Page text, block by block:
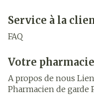
Service à la
FAQ
Votre pharmacie
A propos de nous
Pharmacien de garde